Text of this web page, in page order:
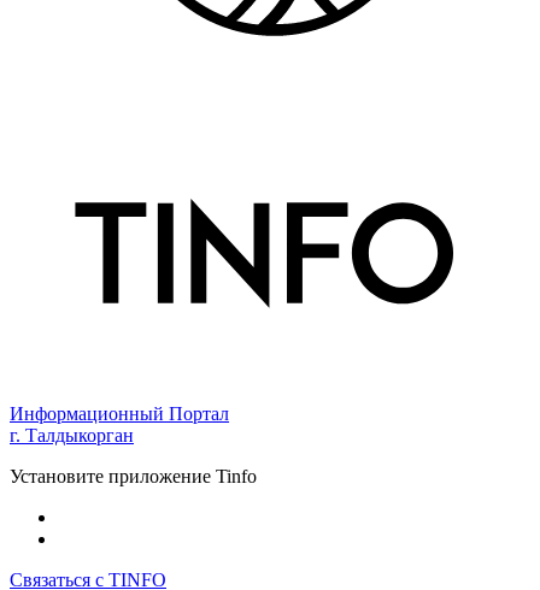
Информационный Портал
г. Талдыкорган
Установите приложение Tinfo
Связаться с TINFO